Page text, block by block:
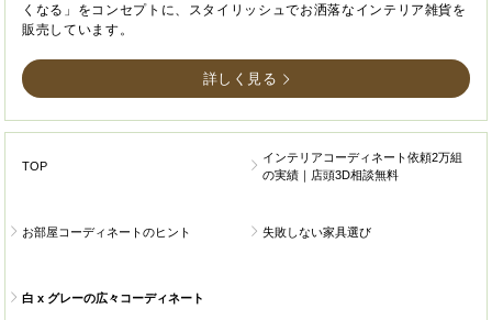
くなる」をコンセプトに、スタイリッシュでお洒落なインテリア雑貨を
販売しています。
詳しく見る
TOP
インテリアコーディネート依頼2万組
の実績｜店頭3D相談無料
お部屋コーディネートのヒント 失敗しない家具選び
白 x グレーの広々コーディネート